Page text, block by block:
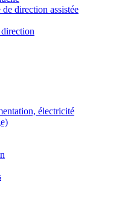
direction assistée
électricité